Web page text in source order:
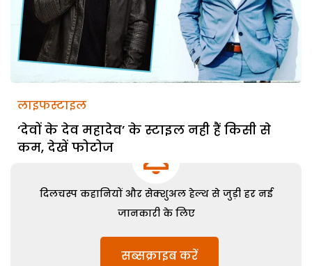
लाइफस्टाइल
‘देवों के देव महादेव’ के स्टाइल नही हैं किसी से
कम, देखें फोटोज
दिलचस्प कहानियों और सेक्शुअल हेल्थ से जुड़ी हर नई
जानकारी के लिए
सब्सक्राइब करें